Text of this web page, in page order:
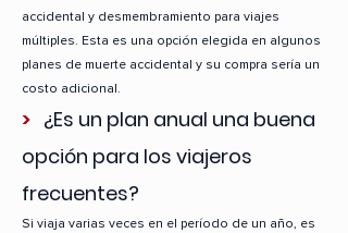
accidental y desmembramiento para viajes
múltiples. Esta es una opción elegida en algunos
planes de muerte accidental y su compra sería un
costo adicional.
> ¿Es un plan anual una buena
opción para los viajeros
frecuentes?
Si viaja varias veces en el período de un año, es